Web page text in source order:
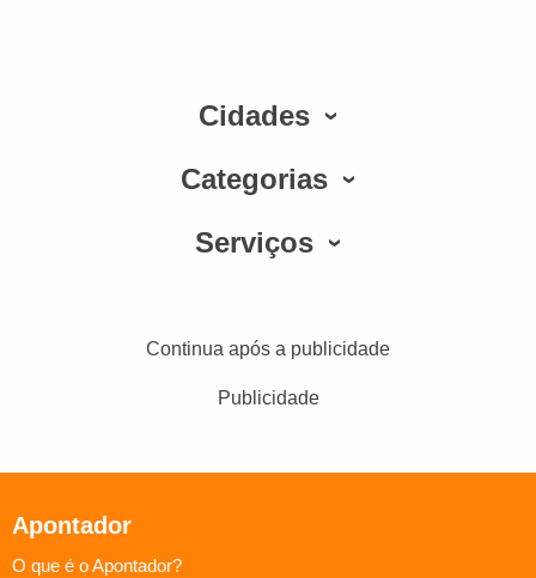
Cidades
Categorias
Serviços
Continua após a publicidade
Publicidade
Apontador
O que é o Apontador?